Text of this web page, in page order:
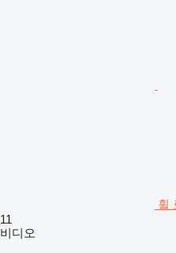
휠
11
비디오